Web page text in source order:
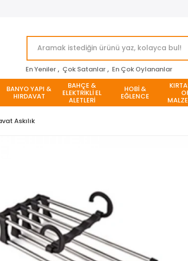
En Yeniler , Çok Satanlar , En Çok Oylananlar
BANYO YAPI &
HIRDAVAT
BAHÇE &
ELEKTRİKLİ EL
ALETLERİ
HOBİ &
EĞLENCE
Askılık